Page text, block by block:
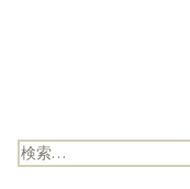
検
索: